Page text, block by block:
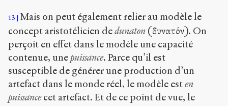
13
Mais on peut également relier au modèle le
concept aristotélicien dedunaton (δυνατόν). On
perçoit en effet dans le modèle une capacité
contenue, unepuissance. Parce qu’il est
susceptible de générer une production d’un
artefact dans le monde réel, le modèle esten
puissancecet artefact. Et de ce point de vue, le